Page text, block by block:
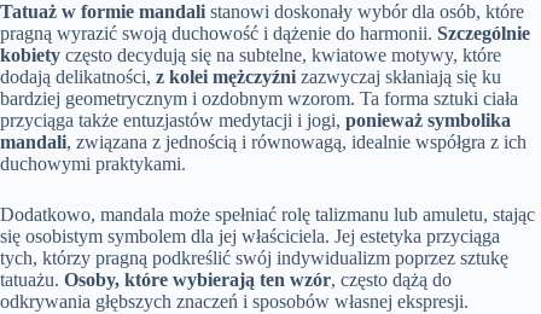
Tatuaż w formie mandali stanowi doskonały wybór dla osób, które
pragną wyrazić swoją duchowość i dążenie do harmonii. Szczególnie
kobiety często decydują się na subtelne, kwiatowe motywy, które
dodają delikatności, z kolei mężczyźni zazwyczaj skłaniają się ku
bardziej geometrycznym i ozdobnym wzorom. Ta forma sztuki ciała
przyciąga także entuzjastów medytacji i jogi, ponieważ symbolika
mandali, związana z jednością i równowagą, idealnie współgra z ich
duchowymi praktykami.
Dodatkowo, mandala może spełniać rolę talizmanu lub amuletu, stając
się osobistym symbolem dla jej właściciela. Jej estetyka przyciąga
tych, którzy pragną podkreślić swój indywidualizm poprzez sztukę
tatuażu. Osoby, które wybierają ten wzór, często dążą do
odkrywania głębszych znaczeń i sposobów własnej ekspresji.